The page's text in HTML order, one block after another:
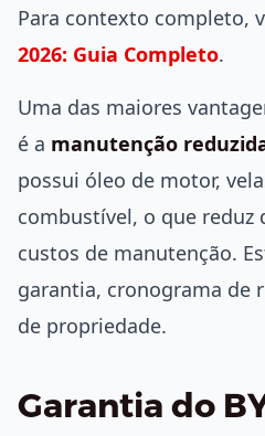
Para contexto completo,
2026: Guia Completo.
Uma das maiores
é a manutenção
possui óleo de motor,
combustível, o que reduz
custos de manutenção.
garantia, cronograma de
de propriedade.
Garantia do